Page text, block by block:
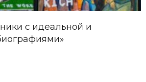
с идеальной и